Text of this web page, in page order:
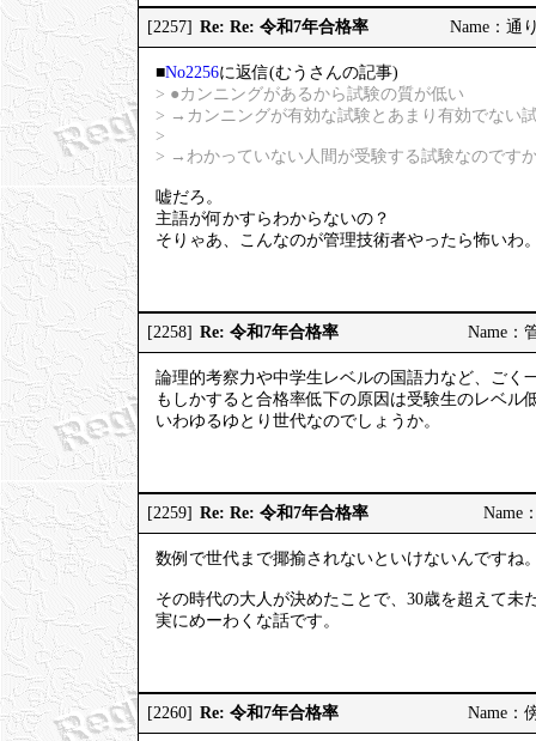
[2257] Re: Re: 令和7年合格率 Name：通
■No2256に返信(むうさんの記事)
> ●カンニングがあるから試験の質が低い
> →カンニングが有効な試験とあまり有効でない
>
> →わかっていない人間が受験する試験なのです
嘘だろ。
主語が何かすらわからないの？
そりゃあ、こんなのが管理技術者やったら怖いわ
[2258] Re: 令和7年合格率 Name：
論理的考察力や中学生レベルの国語力など、ごく
もしかすると合格率低下の原因は受験生のレベル
いわゆるゆとり世代なのでしょうか。
[2259] Re: Re: 令和7年合格率 Name
数例で世代まで揶揄されないといけないんですね
その時代の大人が決めたことで、30歳を超えて未
実にめーわくな話です。
[2260] Re: 令和7年合格率 Name：